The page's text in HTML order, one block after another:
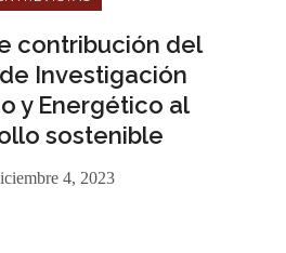
contribución del
Investigación
y Energético al
sostenible
4, 2023